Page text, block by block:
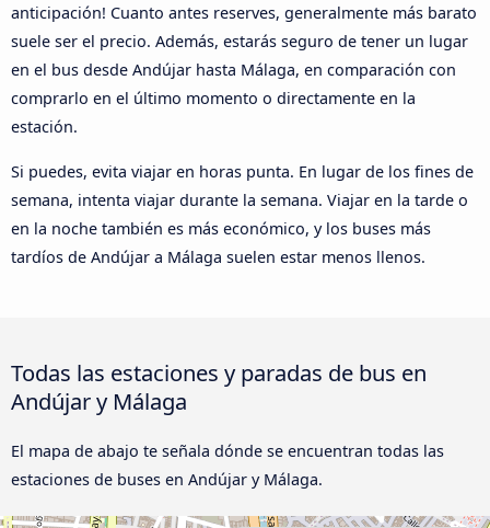
anticipación! Cuanto antes reserves, generalmente más barato
suele ser el precio. Además, estarás seguro de tener un lugar
en el bus desde Andújar hasta Málaga, en comparación con
comprarlo en el último momento o directamente en la
estación.
Si puedes, evita viajar en horas punta. En lugar de los fines de
semana, intenta viajar durante la semana. Viajar en la tarde o
en la noche también es más económico, y los buses más
tardíos de Andújar a Málaga suelen estar menos llenos.
Todas las estaciones y paradas de bus en
Andújar y Málaga
El mapa de abajo te señala dónde se encuentran todas las
estaciones de buses en Andújar y Málaga.